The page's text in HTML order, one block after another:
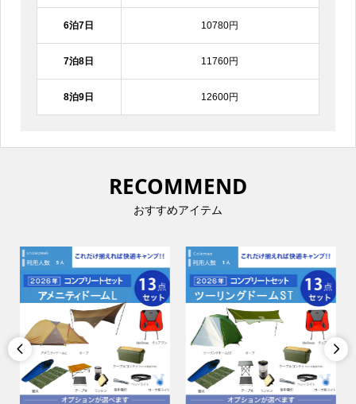
6泊7日 10780円
7泊8日 11760円
8泊9日 12600円
RECOMMEND
おすすめアイテム
 